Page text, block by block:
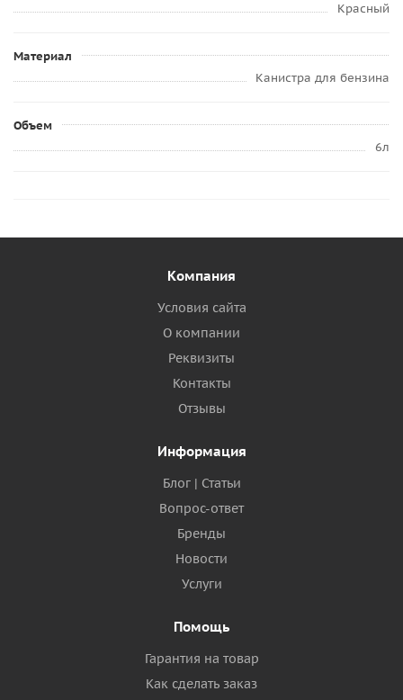
Красный
Материал
Канистра для бензина
Объем
6л
Компания
Условия сайта
О компании
Реквизиты
Контакты
Отзывы
Информация
Блог | Статьи
Вопрос-ответ
Бренды
Новости
Услуги
Помощь
Гарантия на товар
Как сделать заказ